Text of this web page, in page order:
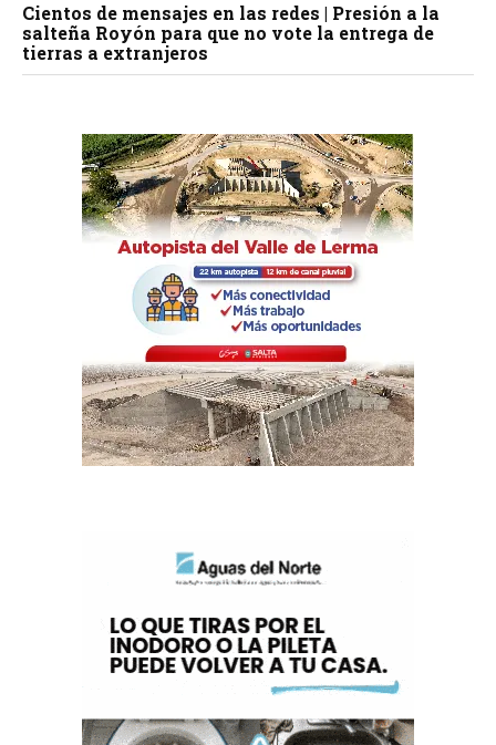
Cientos de mensajes en las redes | Presión a la
salteña Royón para que no vote la entrega de
tierras a extranjeros